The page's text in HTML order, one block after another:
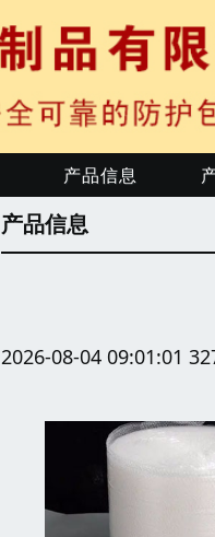
产品信息
产品信息
2026-08-04 09:01:01